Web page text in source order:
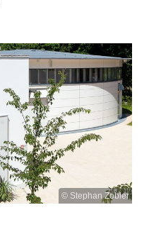
© Stephan Zobler